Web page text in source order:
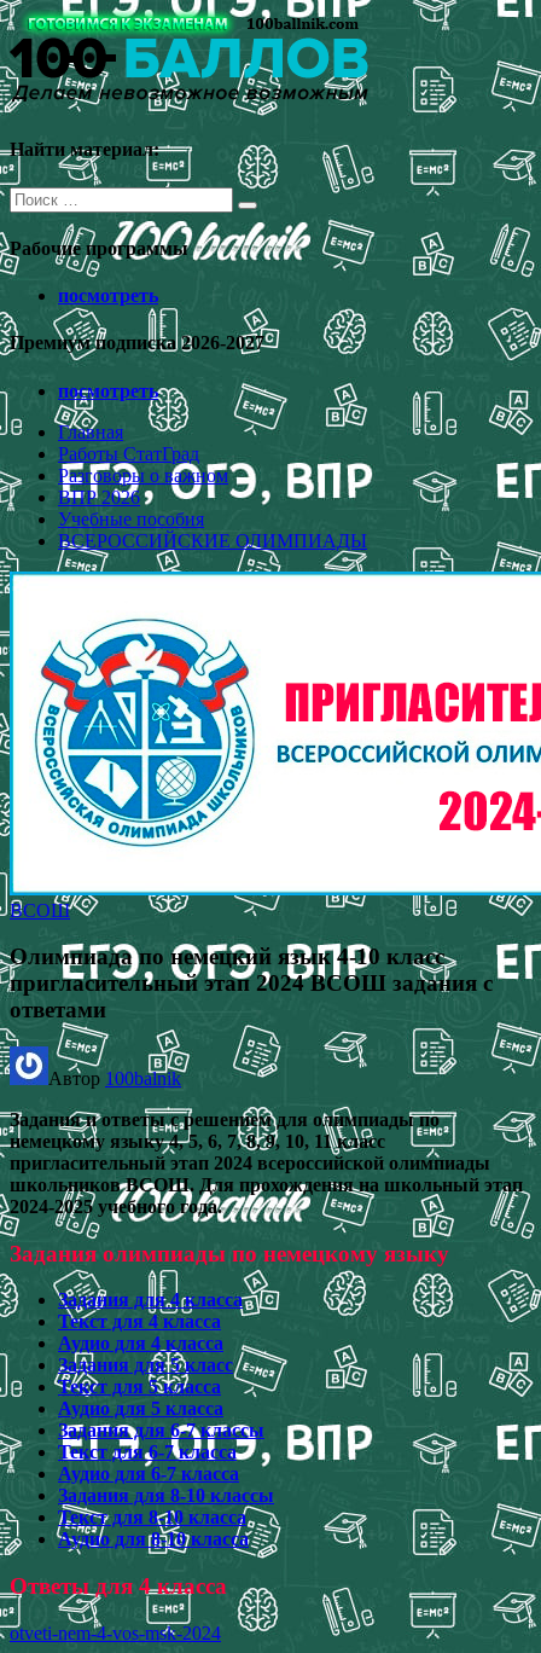
Перейти
к
содержимому
Найти материал:
Поиск
для:
Рабочие программы
посмотреть
Премиум подписка 2026-2027
посмотреть
Главная
Работы СтатГрад
Разговоры о важном
ВПР 2026
Учебные пособия
ВСЕРОССИЙСКИЕ ОЛИМПИАДЫ
ВСОШ
Олимпиада по немецкий язык 4-10 класс
пригласительный этап 2024 ВСОШ задания с
ответами
Автор 100balnik
Задания и ответы с решением для олимпиады по
немецкому языку 4, 5, 6, 7, 8, 9, 10, 11 класс
пригласительный этап 2024 всероссийской олимпиады
школьников ВСОШ. Для прохождения на школьный этап
2024-2025 учебного года.
Задания олимпиады по немецкому языку
Задания для 4 класса
Текст для 4 класса
Аудио для 4 класса
Задания для 5 класс
Текст для 5 класса
Аудио для 5 класса
Задания для 6-7 классы
Текст для 6-7 класса
Аудио для 6-7 класса
Задания для 8-10 классы
Текст для 8-10 класса
Аудио для 8-10 класса
Ответы для 4 класса
otveti-nem-4-vos-msk-2024